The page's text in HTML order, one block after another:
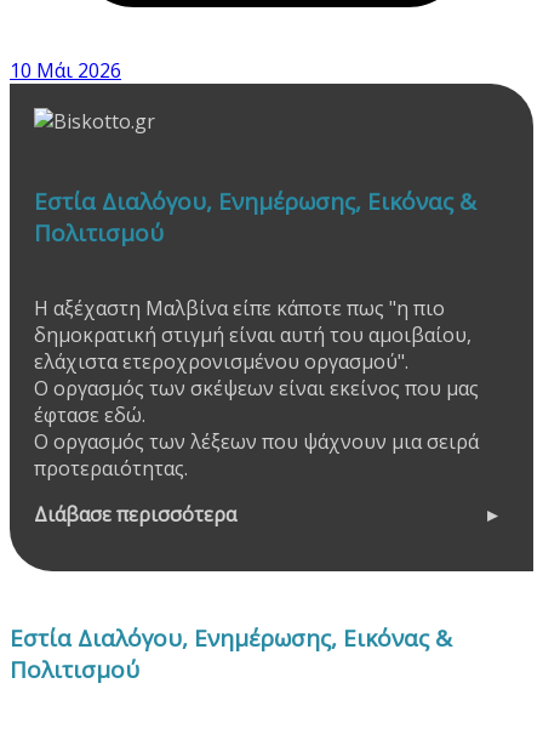
10 Μάι 2026
Εστία Διαλόγου, Ενημέρωσης, Εικόνας &
Πολιτισμού
Η αξέχαστη Μαλβίνα είπε κάποτε πως "η πιο
δημοκρατική στιγμή είναι αυτή του αμοιβαίου,
ελάχιστα ετεροχρονισμένου οργασμού".
Ο οργασμός των σκέψεων είναι εκείνος που μας
έφτασε εδώ.
Ο οργασμός των λέξεων που ψάχνουν μια σειρά
προτεραιότητας.
Διάβασε περισσότερα
Εστία Διαλόγου, Ενημέρωσης, Εικόνας &
Πολιτισμού